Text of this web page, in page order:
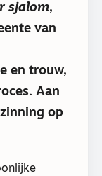
sjalom,
van
en trouw,
Aan
op